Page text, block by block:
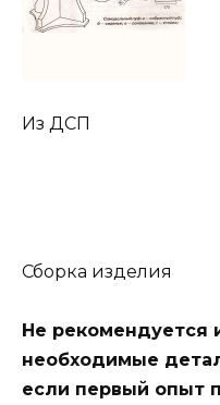
Из ДСП
Сборка изделия
Не рекомендуется
необходимые
если первый опыт